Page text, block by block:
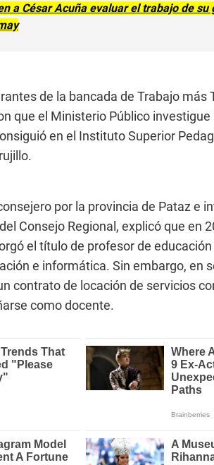
a César Acuña evaluar el trabajo de su
de la bancada de Trabajo más
que el Ministerio Público
en el Instituto Superior
por la provincia de Pataz e
Consejo Regional, explicó que en
el título de profesor de
e informática. Sin embargo, en
contrato de locación de servicios
como docente.